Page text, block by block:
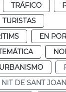
TRÁFICO
TURISTAS
EN
NIT DE SANT JOAN